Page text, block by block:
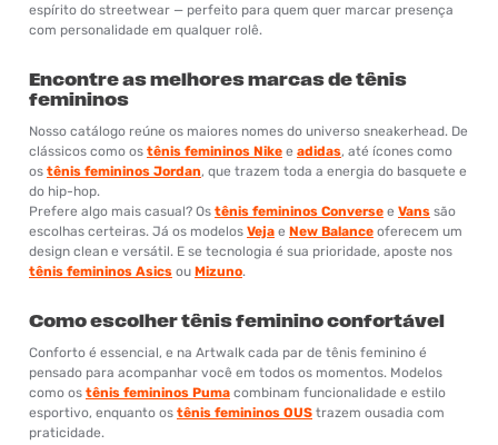
espírito do streetwear — perfeito para quem quer marcar presença
com personalidade em qualquer rolê.
Encontre as melhores marcas de tênis
femininos
Nosso catálogo reúne os maiores nomes do universo sneakerhead. De
clássicos como os tênis femininos Nike e adidas, até ícones como
os tênis femininos Jordan, que trazem toda a energia do basquete e
do hip-hop.
Prefere algo mais casual? Os tênis femininos Converse e Vans são
escolhas certeiras. Já os modelos Veja e New Balance oferecem um
design clean e versátil. E se tecnologia é sua prioridade, aposte nos
tênis femininos Asics ou Mizuno.
Como escolher tênis feminino confortável
Conforto é essencial, e na Artwalk cada par de tênis feminino é
pensado para acompanhar você em todos os momentos. Modelos
como os tênis femininos Puma combinam funcionalidade e estilo
esportivo, enquanto os tênis femininos OUS trazem ousadia com
praticidade.